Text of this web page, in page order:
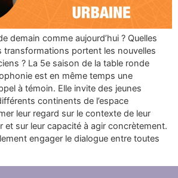
demain comme aujourd’hui ? Quelles
transformations portent les nouvelles
? La 5e saison de la table ronde
est en même temps une
à témoin. Elle invite des jeunes
continents de l’espace
leur regard sur le contexte de leur
et sur leur capacité à agir concrètement.
engager le dialogue entre toutes